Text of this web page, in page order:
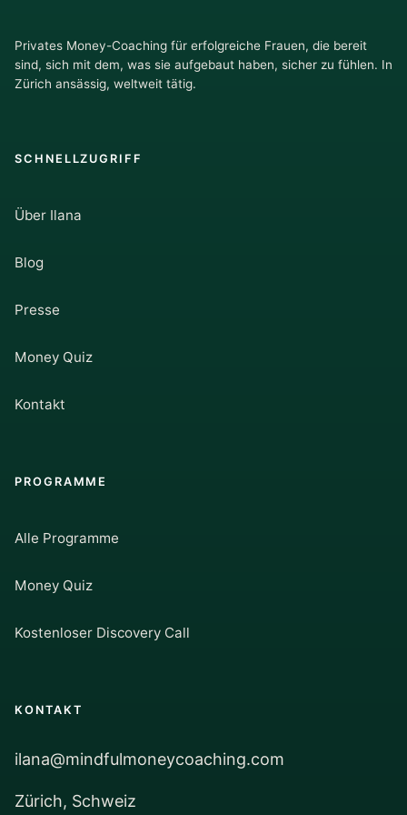
Privates Money-Coaching für erfolgreiche Frauen, die bereit
sind, sich mit dem, was sie aufgebaut haben, sicher zu fühlen. In
Zürich ansässig, weltweit tätig.
SCHNELLZUGRIFF
Über Ilana
Blog
Presse
Money Quiz
Kontakt
PROGRAMME
Alle Programme
Money Quiz
Kostenloser Discovery Call
KONTAKT
ilana@mindfulmoneycoaching.com
Zürich, Schweiz